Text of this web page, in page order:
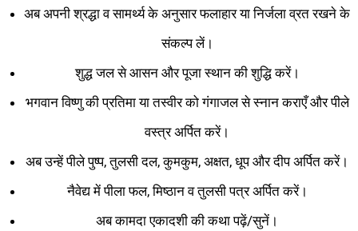
अब अपनी श्रद्धा व सामर्थ्य के अनुसार फलाहार या निर्जला व्रत रखने के
संकल्प लें।
शुद्ध जल से आसन और पूजा स्थान की शुद्धि करें।
भगवान विष्णु की प्रतिमा या तस्वीर को गंगाजल से स्नान कराएँ और पीले
वस्त्र अर्पित करें।
अब उन्हें पीले पुष्प, तुलसी दल, कुमकुम, अक्षत, धूप और दीप अर्पित करें।
नैवेद्य में पीला फल, मिष्ठान व तुलसी पत्र अर्पित करें।
अब कामदा एकादशी की कथा पढ़ें/सुनें।